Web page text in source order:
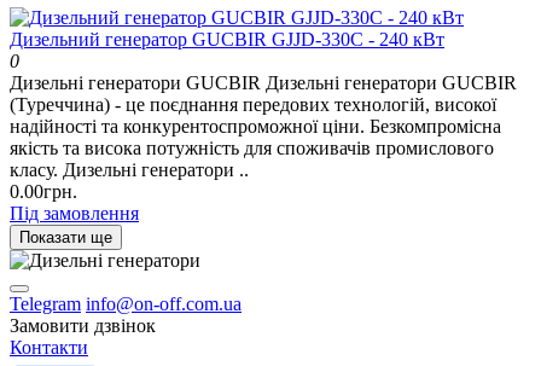
Дизельний генератор GUCBIR GJJD-330C - 240 кВт
0
Дизельні генератори GUCBIR Дизельні генератори GUCBIR
(Туреччина) - це поєднання передових технологій, високої
надійності та конкурентоспроможної ціни. Безкомпромісна
якість та висока потужність для споживачів промислового
класу. Дизельні генератори ..
0.00грн.
Під замовлення
Показати ще
Telegram info@on-off.com.ua
Замовити дзвінок
Контакти